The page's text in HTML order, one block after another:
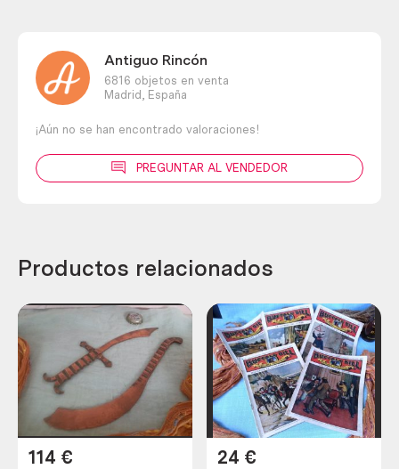
Antiguo Rincón
6816 objetos en venta
Madrid,
España
¡Aún no se han encontrado valoraciones!
PREGUNTAR AL VENDEDOR
Productos relacionados
114 € 24 €